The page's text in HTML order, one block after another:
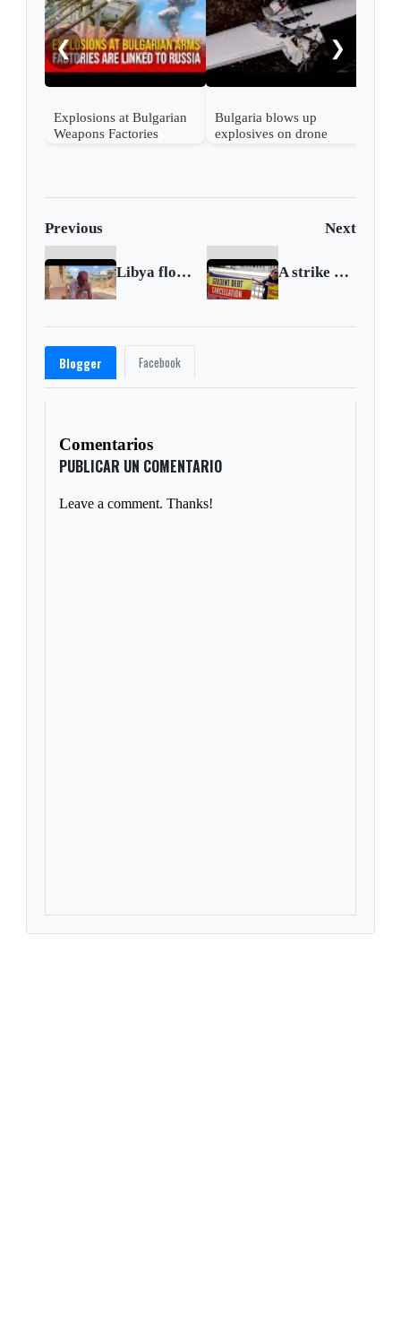
❮
Explosions at Bulgarian
Weapons Factories
Bulgaria blows up
explosives on drone
❯
Previous Next
Libya flood: after a week, families haunted by fate of the missing A strike and a possible shutdown could hurt US economy
Blogger Facebook
Comentarios
PUBLICAR UN COMENTARIO
Leave a comment. Thanks!